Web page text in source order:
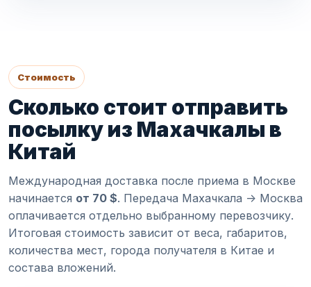
Стоимость
Сколько стоит отправить
посылку из Махачкалы в
Китай
Международная доставка после приема в Москве
начинается от 70 $. Передача Махачкала -> Москва
оплачивается отдельно выбранному перевозчику.
Итоговая стоимость зависит от веса, габаритов,
количества мест, города получателя в Китае и
состава вложений.